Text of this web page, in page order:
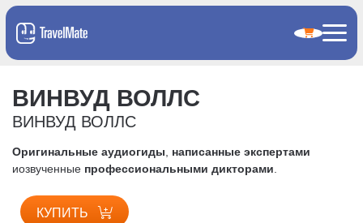
ВИНВУД ВОЛЛС
ВИНВУД ВОЛЛС
Оригинальные аудиогиды
написанные экспертами
иозвученные профессиональными дикторами
КУПИТЬ